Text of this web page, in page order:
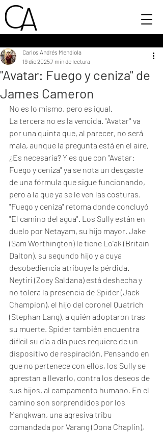
"Avatar: Fuego y ceniza" de
James Cameron
Carlos Andrés Mendiola
19 dic 20257 min de lectura
No es lo mismo, pero es igual.
La tercera no es la vencida. "Avatar" va
por una quinta que, al parecer, no será
mala, aunque la pregunta está en el aire,
¿Es necesaria? Y es que con "Avatar:
Fuego y ceniza" ya se nota un desgaste
de una fórmula que sigue funcionando,
pero a la que ya se le ven las costuras.
"Fuego y ceniza" retoma donde concluyó
"El camino del agua". Los Sully están en
duelo por Netayam, su hijo mayor. Jake
(Sam Worthington) le tiene Lo'ak (Britain
Dalton), su segundo hijo y a cuya
desobediencia atribuye la pérdida.
Neytiri (Zoey Saldana) está deshecha y
no tolera la presencia de Spider (Jack
Champion), el hijo del coronel Quatrich
(Stephan Lang), a quién adoptaron tras
su muerte. Spider también encuentra
difícil su día a día pues requiere de un
dispositivo de respiración. Pensando en
que no pertenece con ellos, los Sully se
aprestan a llevarlo, contra los deseos de
sus hijos, al campamento humano. En el
camino son sorprendidos por los
Mangkwan, una agresiva tribu
comandada por Varang (Oona Chaplin),